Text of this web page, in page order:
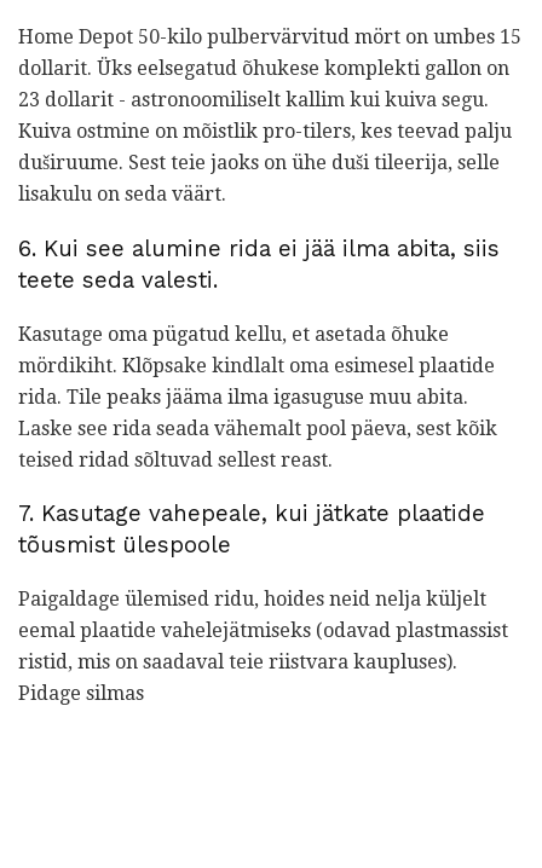
Home Depot 50-kilo pulbervärvitud mört on umbes 15
dollarit. Üks eelsegatud õhukese komplekti gallon on
23 dollarit - astronoomiliselt kallim kui kuiva segu.
Kuiva ostmine on mõistlik pro-tilers, kes teevad palju
duširuume. Sest teie jaoks on ühe duši tileerija, selle
lisakulu on seda väärt.
6. Kui see alumine rida ei jää ilma abita, siis
teete seda valesti.
Kasutage oma pügatud kellu, et asetada õhuke
mördikiht. Klõpsake kindlalt oma esimesel plaatide
rida. Tile peaks jääma ilma igasuguse muu abita.
Laske see rida seada vähemalt pool päeva, sest kõik
teised ridad sõltuvad sellest reast.
7. Kasutage vahepeale, kui jätkate plaatide
tõusmist ülespoole
Paigaldage ülemised ridu, hoides neid nelja küljelt
eemal plaatide vahelejätmiseks (odavad plastmassist
ristid, mis on saadaval teie riistvara kaupluses).
Pidage silmas